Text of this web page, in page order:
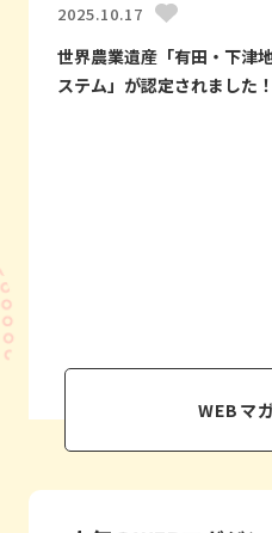
2025.10.17
世界農業遺産「有田・下津
ステム」が認定されました！
WEBマ